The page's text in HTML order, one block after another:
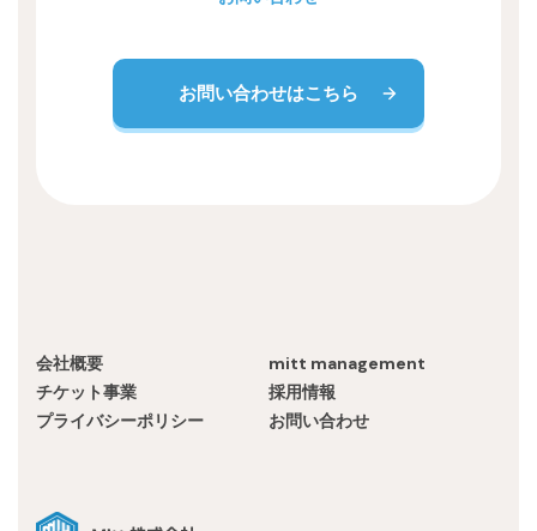
お問い合わせはこちら
会社概要
mitt management
チケット事業
採用情報
プライバシーポリシー
お問い合わせ